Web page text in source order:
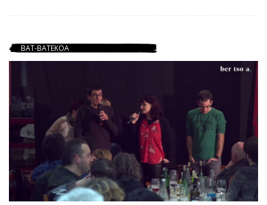
BAT-BATEKOA